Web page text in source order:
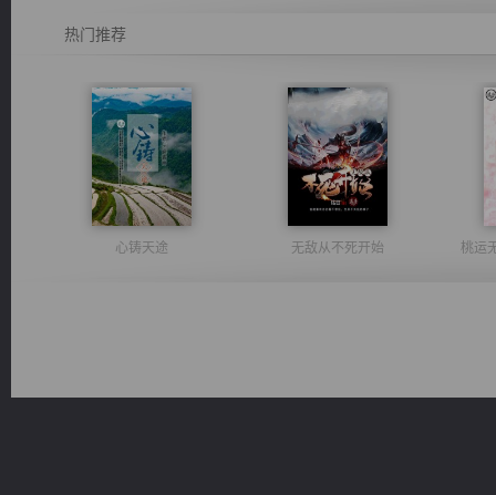
热门推荐
心铸天途 无敌从不死开始 桃运